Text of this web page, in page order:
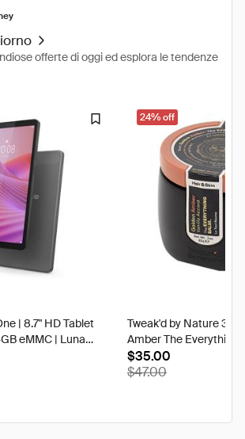
offerte di oggi ed esplora le tendenze
| 8.7" HD Tablet
eMMC | Luna
24% off
Tweak'd by Nature 3
Amber The Everything
$35.00
$47.00